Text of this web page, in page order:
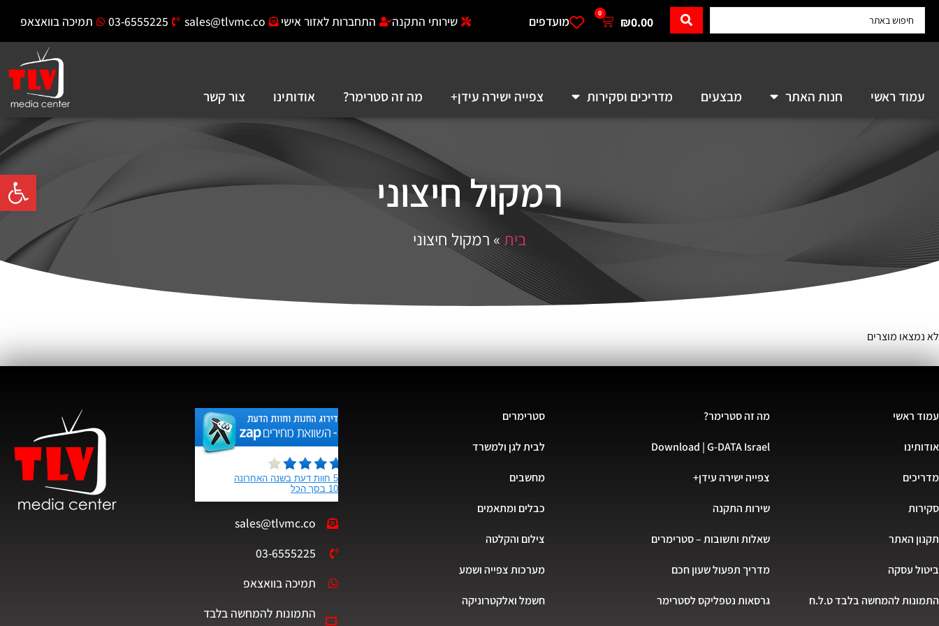
פתח
₪0.00
0
מועדפים שירותי התקנה התחברות לאזור אישי sales@tlvmc.co
03-6555225 תמיכה בוואצאפ
עמוד ראשי חנות האתר מבצעים מדריכים וסקירות צפייה ישירה עידן+ מה זה סטרימר? אודותינו צור קשר
רמקול חיצוני
בית»רמקול חיצוני
לא נמצאו מוצרים
עמוד ראשי
אודותינו
מדריכים
סקירות
תקנון האתר
ביטול עסקה
התמונות להמחשה בלבד ט.ל.ח
מה זה סטרימר?
Download | G-DATA Israel
צפייה ישירה עידן+
שירות התקנה
שאלות ותשובות – סטרימרים
מדריך תפעול שעון חכם
גרסאות נטפליקס לסטרימר
סטרימרים
לבית לגן ולמשרד
מחשבים
כבלים ומתאמים
צילום והקלטה
מערכות צפייה ושמע
חשמל ואלקטרוניקה
sales@tlvmc.co
03-6555225
תמיכה בוואצאפ
התמונות להמחשה בלבד